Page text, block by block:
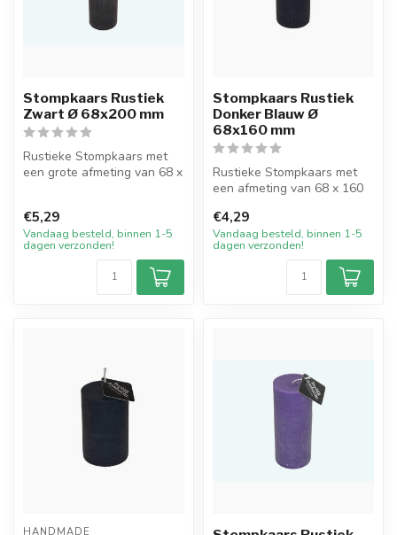
Stompkaars Rustiek
Zwart Ø 68x200 mm
Rustieke Stompkaars met
een grote afmeting van 68 x
€5,29
Vandaag besteld, binnen 1-5
dagen verzonden!
Stompkaars Rustiek
Donker Blauw Ø
68x160 mm
Rustieke Stompkaars met
een afmeting van 68 x 160
Blauw. D...
€4,29
Vandaag besteld, binnen 1-5
dagen verzonden!
HANDMADE